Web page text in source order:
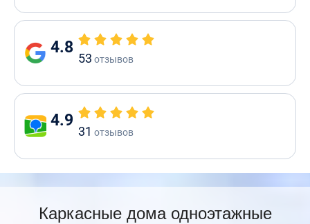
4.8
53 отзывов
4.9
31 отзывов
Каркасные дома одноэтажные